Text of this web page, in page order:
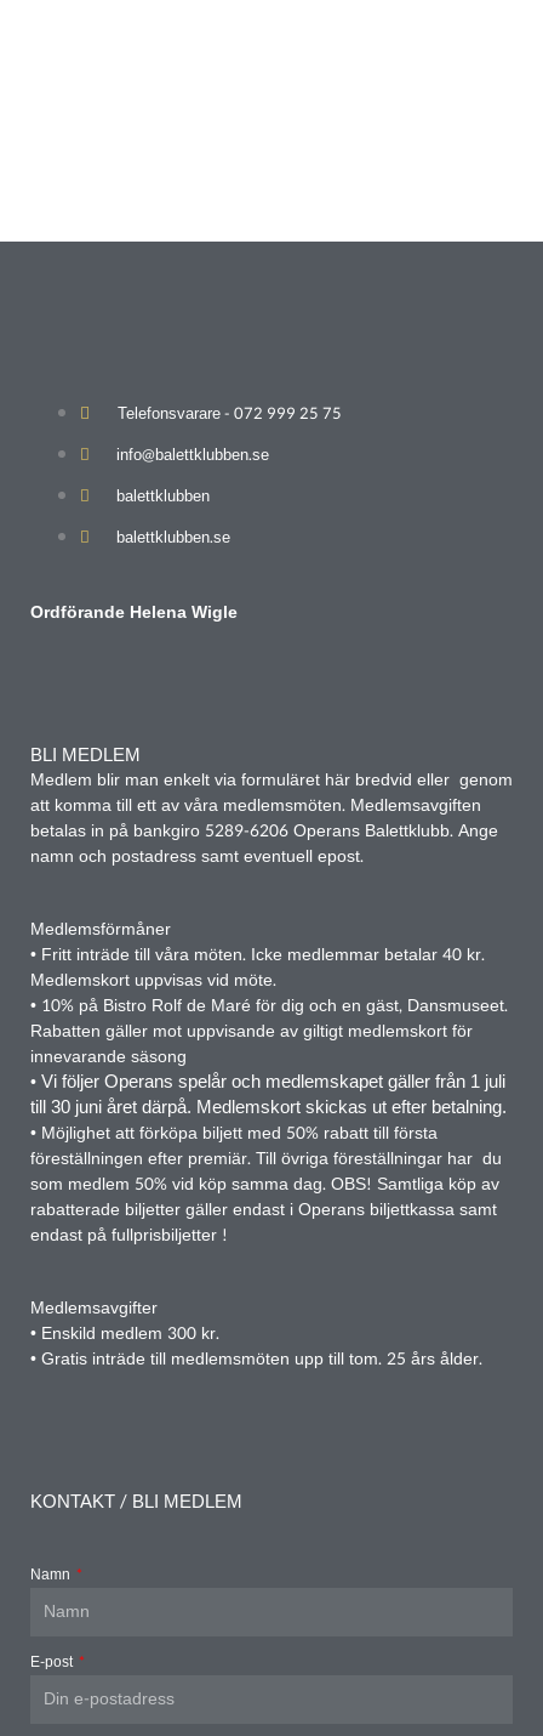
Telefonsvarare - 072 999 25 75
info@balettklubben.se
balettklubben
balettklubben.se
Ordförande Helena Wigle
BLI MEDLEM
Medlem blir man enkelt via formuläret här bredvid eller genom
att komma till ett av våra medlemsmöten. Medlemsavgiften
betalas in på bankgiro 5289-6206 Operans Balettklubb. Ange
namn och postadress samt eventuell epost.
Medlemsförmåner
• Fritt inträde till våra möten. Icke medlemmar betalar 40 kr.
Medlemskort uppvisas vid möte.
• 10% på Bistro Rolf de Maré för dig och en gäst, Dansmuseet.
Rabatten gäller mot uppvisande av giltigt medlemskort för
innevarande säsong
• Vi följer Operans spelår och medlemskapet gäller från 1 juli
till 30 juni året därpå. Medlemskort skickas ut efter betalning.
• Möjlighet att förköpa biljett med 50% rabatt till första
föreställningen efter premiär. Till övriga föreställningar har du
som medlem 50% vid köp samma dag. OBS! Samtliga köp av
rabatterade biljetter gäller endast i Operans biljettkassa samt
endast på fullprisbiljetter !
Medlemsavgifter
• Enskild medlem 300 kr.
• Gratis inträde till medlemsmöten upp till tom. 25 års ålder.
KONTAKT / BLI MEDLEM
Namn
E-post